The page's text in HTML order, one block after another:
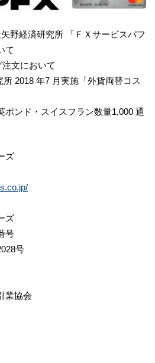
野経済研究所 「ＦＸサービスパフ
て
文において
2018 年7 月実施「外貨両替コス
ポンド・スイスフラン数量1,000 通
ズ
ズ
号
号
業協会